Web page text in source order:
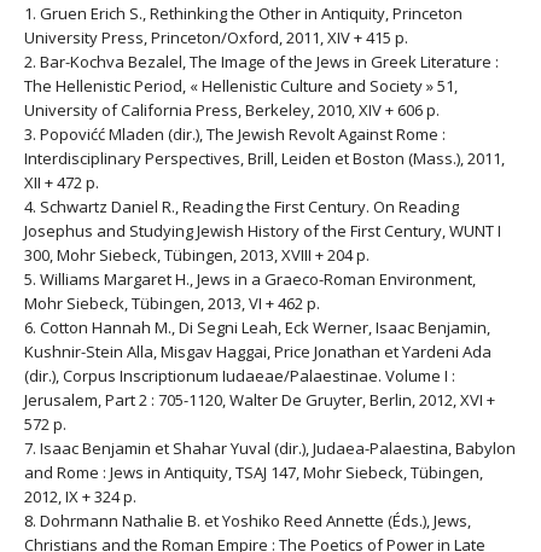
1. Gruen Erich S., Rethinking the Other in Antiquity, Princeton
University Press, Princeton/Oxford, 2011, XIV + 415 p.
2. Bar-Kochva Bezalel, The Image of the Jews in Greek Literature :
The Hellenistic Period, « Hellenistic Culture and Society » 51,
University of California Press, Berkeley, 2010, XIV + 606 p.
3. Popovićć Mladen (dir.), The Jewish Revolt Against Rome :
Interdisciplinary Perspectives, Brill, Leiden et Boston (Mass.), 2011,
XII + 472 p.
4. Schwartz Daniel R., Reading the First Century. On Reading
Josephus and Studying Jewish History of the First Century, WUNT I
300, Mohr Siebeck, Tübingen, 2013, XVIII + 204 p.
5. Williams Margaret H., Jews in a Graeco-Roman Environment,
Mohr Siebeck, Tübingen, 2013, VI + 462 p.
6. Cotton Hannah M., Di Segni Leah, Eck Werner, Isaac Benjamin,
Kushnir-Stein Alla, Misgav Haggai, Price Jonathan et Yardeni Ada
(dir.), Corpus Inscriptionum Iudaeae/Palaestinae. Volume I :
Jerusalem, Part 2 : 705-1120, Walter De Gruyter, Berlin, 2012, XVI +
572 p.
7. Isaac Benjamin et Shahar Yuval (dir.), Judaea-Palaestina, Babylon
and Rome : Jews in Antiquity, TSAJ 147, Mohr Siebeck, Tübingen,
2012, IX + 324 p.
8. Dohrmann Nathalie B. et Yoshiko Reed Annette (Éds.), Jews,
Christians and the Roman Empire : The Poetics of Power in Late